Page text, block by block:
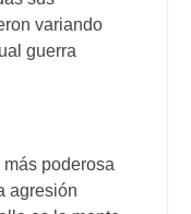
variando
guerra
poderosa
agresión